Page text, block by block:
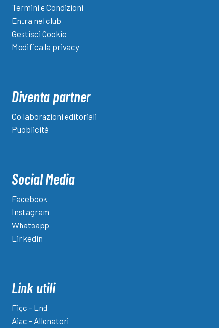
Termini e Condizioni
Entra nel club
Gestisci Cookie
Modifica la privacy
Diventa partner
Collaborazioni editoriali
Pubblicità
Social Media
Facebook
Instagram
Whatsapp
Linkedin
Link utili
Figc - Lnd
Aiac - Allenatori